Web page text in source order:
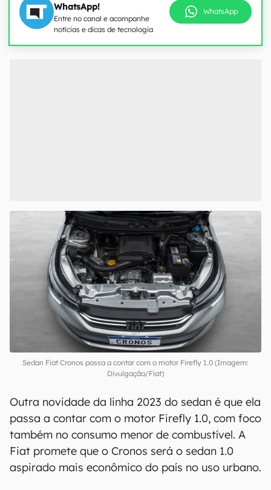
WhatsApp!
Entre no canal e acompanhe
notícias e dicas de tecnologia
WhatsApp
Sedan Fiat Cronos passa a contar com o motor Firefly 1.0 (Imagem:
Divulgação/Fiat)
Outra novidade da linha 2023 do sedan é que ela
passa a contar com o motor Firefly 1.0, com foco
também no consumo menor de combustível. A
Fiat promete que o Cronos será o sedan 1.0
aspirado mais econômico do país no uso urbano.